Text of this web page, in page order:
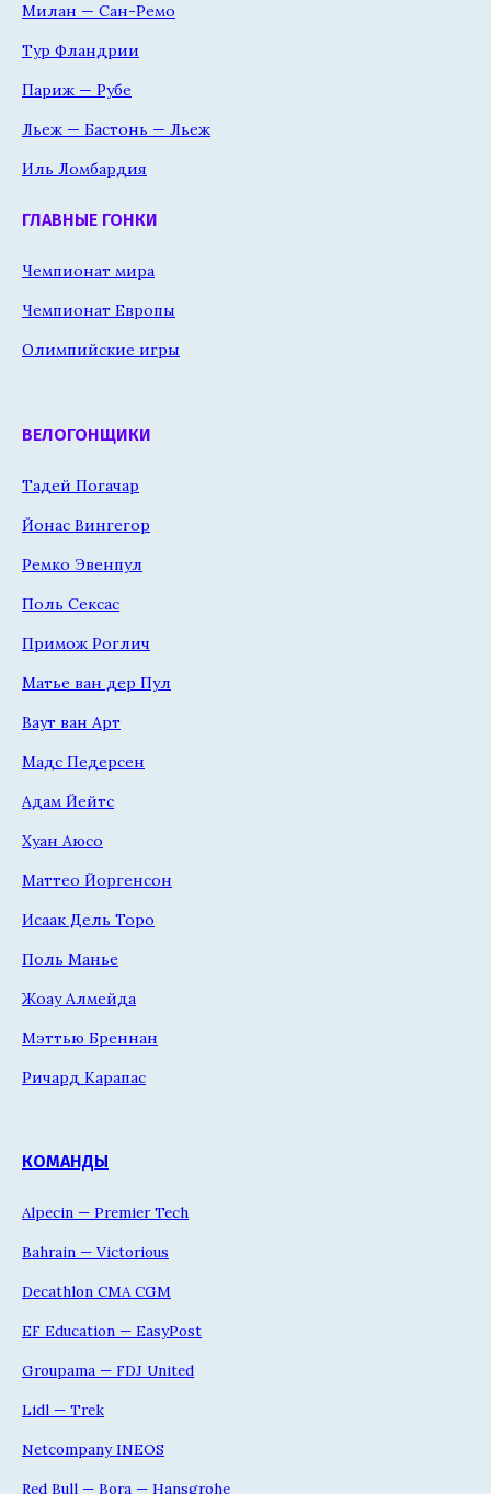
Милан — Сан-Ремо
Тур Фландрии
Париж — Рубе
Льеж — Бастонь — Льеж
Иль Ломбардия
ГЛАВНЫЕ ГОНКИ
Чемпионат мира
Чемпионат Европы
Олимпийские игры
ВЕЛОГОНЩИКИ
Тадей Погачар
Йонас Вингегор
Ремко Эвенпул
Поль Сексас
Примож Роглич
Матье ван дер Пул
Ваут ван Арт
Мадс Педерсен
Адам Йейтс
Хуан Аюсо
Маттео Йоргенсон
Исаак Дель Торо
Поль Манье
Жоау Алмейда
Мэттью Бреннан
Ричард Карапас
КОМАНДЫ
Alpecin — Premier Tech
Bahrain — Victorious
Decathlon CMA CGM
EF Education — EasyPost
Groupama — FDJ United
Lidl — Trek
Netcompany INEOS
Red Bull — Bora — Hansgrohe